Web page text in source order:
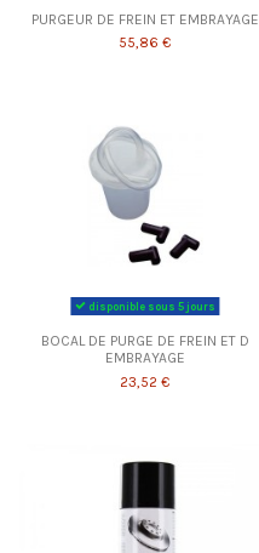
PURGEUR DE FREIN ET EMBRAYAGE
55,86 €
disponible sous 5 jours
BOCAL DE PURGE DE FREIN ET D
EMBRAYAGE
23,52 €